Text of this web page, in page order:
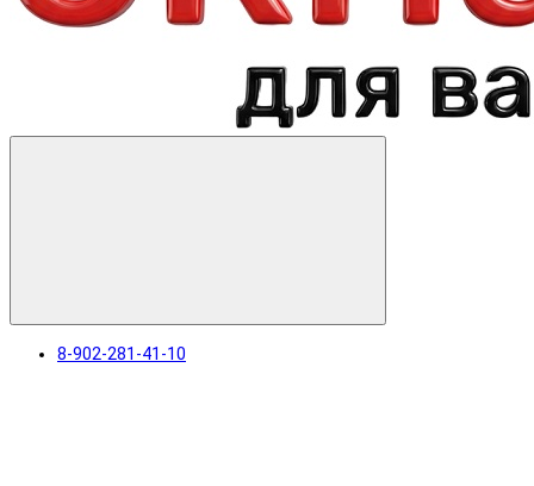
8-902-281-41-10